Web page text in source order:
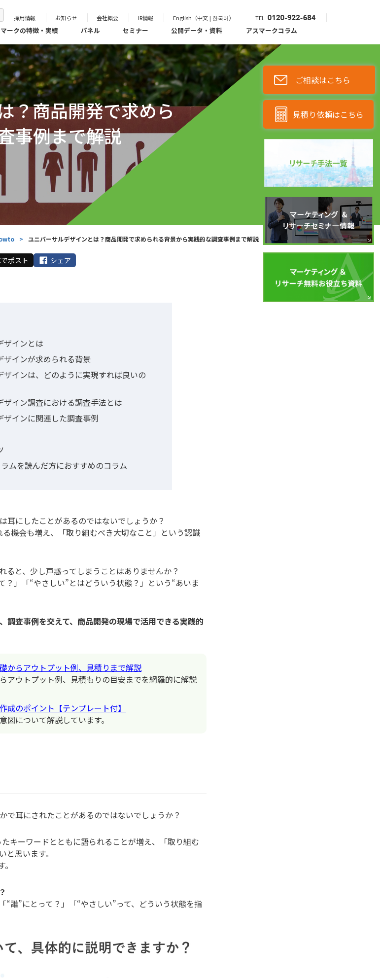
採用情報 お知らせ 会社概要 IR情報 English（中文 | 한국어） TEL
ークの特徴・実績 パネル セミナー 公開データ・資料 アスマークコラム
見積り依頼はこちら
ご相談はこちら
？商品開発で求めら
事例まで解説
> ユニバーサルデザインとは？商品開発で求められる背景から実践的な調査事例まで解説
ポスト シェア
ザインとは
ザインが求められる背景
ザインは、どのように実現すれば良いの
ザイン調査における調査手法とは
ザインに関連した調査事例
ムを読んだ方におすすめのコラム
耳にしたことがあるのではないでしょうか？
機会も増え、「取り組むべき大切なこと」という認識
ると、少し戸惑ってしまうことはありませんか？
？」「“やさしい”とはどういう状態？」という“あいま
調査事例を交えて、商品開発の現場で活用できる実践的
からアウトプット例、見積りまで解説
アウトプット例、見積もりの目安までを網羅的に解説
のポイント【テンプレート付】
について解説しています。
で耳にされたことがあるのではないでしょうか？
キーワードとともに語られることが増え、「取り組む
思います。
誰”にとって？」「“やさしい”って、どういう状態を指